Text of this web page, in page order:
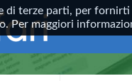
terze parti, per
Per maggiori